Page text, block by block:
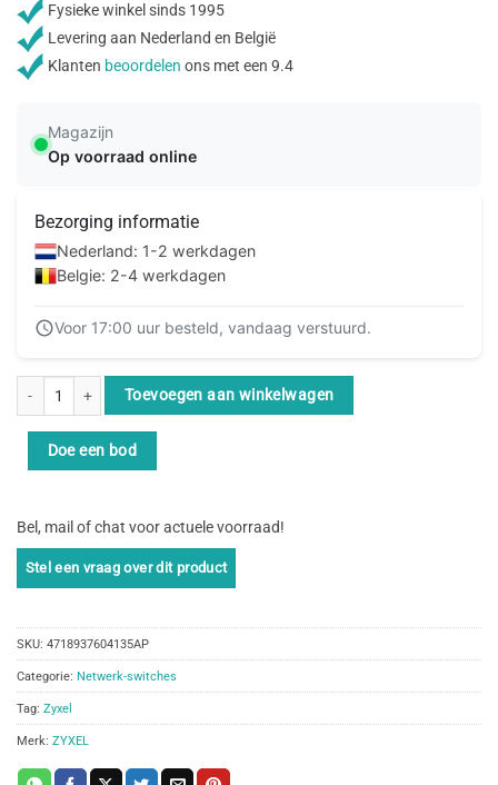
Fysieke winkel sinds 1995
Levering aan Nederland en België
Klanten beoordelen ons met een 9.4
Magazijn
Op voorraad online
Bezorging informatie
Nederland: 1-2 werkdagen
Belgie: 2-4 werkdagen
Voor 17:00 uur besteld, vandaag verstuurd.
Zyxel GS1008HP Unmanaged Gigabit Ethernet (10/100/1000) Power over
Toevoegen aan winkelwagen
Doe een bod
Bel, mail of chat voor actuele voorraad!
SKU: 4718937604135AP
Categorie: Netwerk-switches
Tag: Zyxel
Merk: ZYXEL